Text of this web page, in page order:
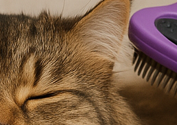
cani, il modello
ideale per mare
su Amazon